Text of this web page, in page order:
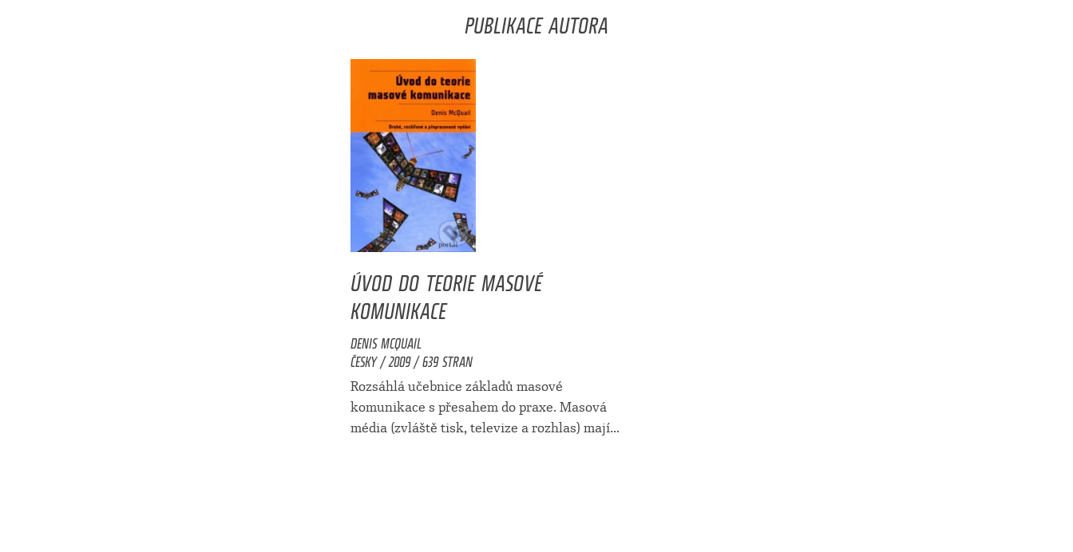
PUBLIKACE AUTORA
ÚVOD DO TEORIE MASOVÉ
KOMUNIKACE
DENIS MCQUAIL
ČESKY / 2009 / 639 STRAN
Rozsáhlá učebnice základů masové
komunikace s přesahem do praxe. Masová
média (zvláště tisk, televize a rozhlas) mají...